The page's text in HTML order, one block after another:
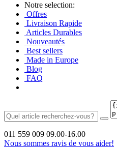
Notre selection:
Offres
Livraison Rapide
Articles Durables
Nouveautés
Best sellers
Made in Europe
Blog
FAQ
011 559 009 09.00-16.00
Nous sommes ravis de vous aider!